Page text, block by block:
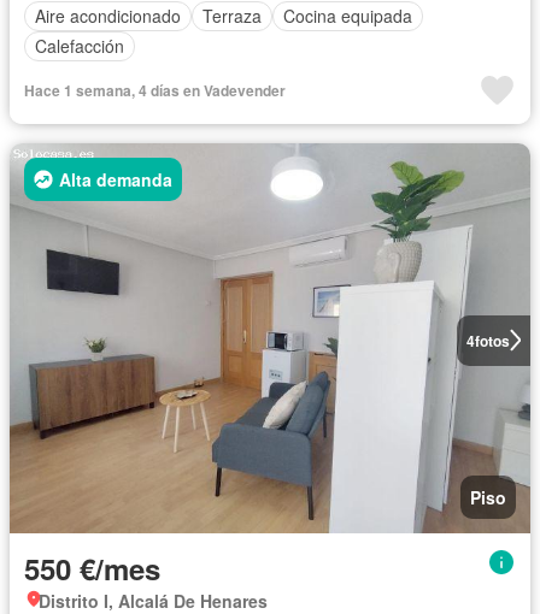
Aire acondicionado
Terraza
Cocina equipada
Calefacción
Hace 1 semana, 4 días en Vadevender
4fotos
Alta demanda
Piso
550 €/mes
Distrito I, Alcalá De Henares